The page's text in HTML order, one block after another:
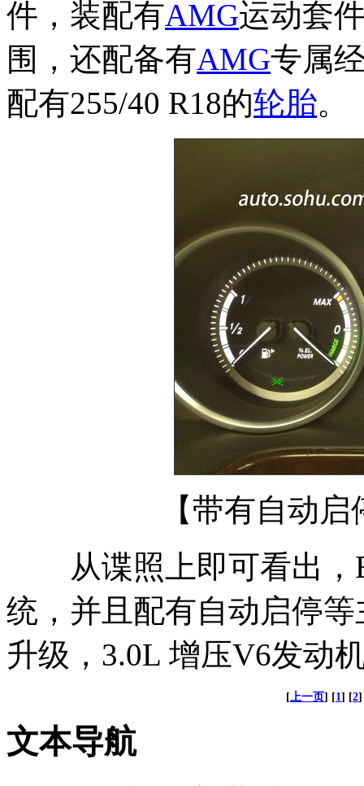
件，装配有AMG运动套
围，还配备有AMG专属
配有255/40 R18的轮胎。
【带有自动
从谍照上即可看出，
统，并且配有自动启停
升级，3.0L 增压V6发动
[ 上一页] [1] [2]
文本导航